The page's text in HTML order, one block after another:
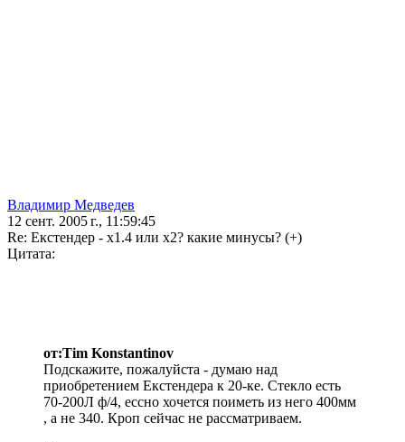
Владимир Медведев
12 сент. 2005 г., 11:59:45
Re: Екстендер - х1.4 или х2? какие минусы? (+)
Цитата:
от:Tim Konstantinov
Подскажите, пожалуйста - думаю над
приобретением Екстендера к 20-ке. Стекло есть
70-200Л ф/4, ессно хочется поиметь из него 400мм
, а не 340. Кроп сейчас не рассматриваем.